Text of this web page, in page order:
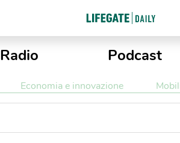
Radio Podcast
Economia e innovazione